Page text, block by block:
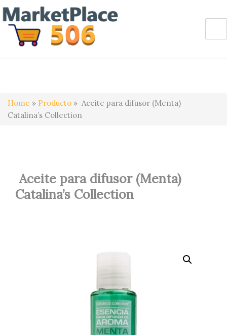
Home » Producto » Aceite para difusor (Menta)
Catalina’s Collection
Aceite para difusor (Menta)
Catalina’s Collection